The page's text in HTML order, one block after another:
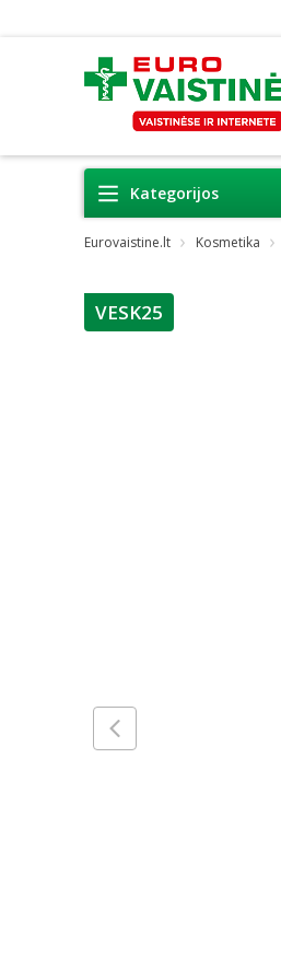
Kategorijos
Eurovaistine.lt Kosmetika
patarimas
VESK25